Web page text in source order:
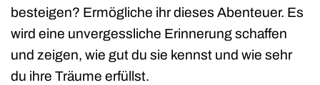
besteigen? Ermögliche ihr dieses Abenteuer. Es
wird eine unvergessliche Erinnerung schaffen
und zeigen, wie gut du sie kennst und wie sehr
du ihre Träume erfüllst.